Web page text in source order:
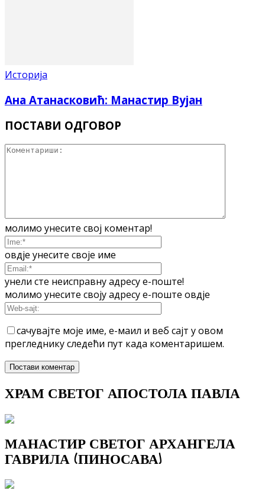
Историја
Ана Атанасковић: Манастир Вујан
ПОСТАВИ ОДГОВОР
молимо унесите свој коментар!
овдје унесите своје име
унели сте неисправну адресу е-поште!
молимо унесите своју адресу е-поште овдје
сачувајте моје име, е-маил и веб сајт у овом
прегледнику следећи пут када коментаришем.
ХРАМ СВЕТОГ АПОСТОЛА ПАВЛА
МАНАСТИР СВЕТОГ АРХАНГЕЛА
ГАВРИЛА (ПИНОСАВА)